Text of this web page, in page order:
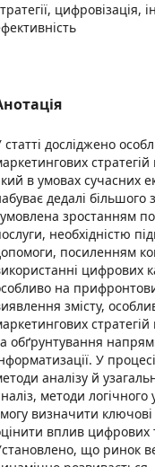
цифровізація,
статті досліджено
в умовах сучасних
дедалі більшого
зростанням
необхідністю
посиленням
цифрових
на
змісту,
обґрунтування
У
аналізу й
методи
визначити
вплив цифрових
що ринок